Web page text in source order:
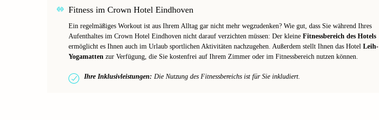
Fitness im Crown Hotel Eindhoven
Ein regelmäßiges Workout ist aus Ihrem Alltag gar nicht mehr wegzudenken? Wie gut, dass Sie während Ihres
Aufenthaltes im Crown Hotel Eindhoven nicht darauf verzichten müssen: Der kleine Fitnessbereich des Hotels
ermöglicht es Ihnen auch im Urlaub sportlichen Aktivitäten nachzugehen. Außerdem stellt Ihnen das Hotel Leih-
Yogamatten zur Verfügung, die Sie kostenfrei auf Ihrem Zimmer oder im Fitnessbereich nutzen können.
Ihre Inklusivleistungen: Die Nutzung des Fitnessbereichs ist für Sie inkludiert.